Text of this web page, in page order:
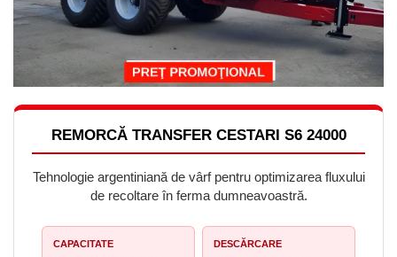
REMORCĂ TRANSFER CESTARI S6 24000
Tehnologie argentiniană de vârf pentru optimizarea fluxului
de recoltare în ferma dumneavoastră.
CAPACITATE DESCĂRCARE